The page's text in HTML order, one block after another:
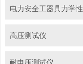
高压测试仪
耐电压测试仪